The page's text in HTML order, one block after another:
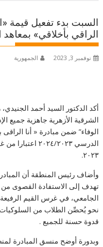
السبت بدء تفعيل قيمة
الراقي بأخلاقي» بمعاهد
نوفمبر 3, 2023 الجمهورية
أكد الدكتور السيد أحمد
الشرقية الأزهرية جاهزية جميع
الوفاء” ضمن مبادرة « أنا
الدرسي ٢٠٢٤/
٢٠٢٣.
وأضاف رئيس المنطقة أن
تهدف إلى الاستفادة القصوى من
الجامعي، في غرس القيم
نحو يُحصِّن الطلاب من السلوكيات
قدوة حسنة للجميع .
وبدورة أوضح منسق المبادرة